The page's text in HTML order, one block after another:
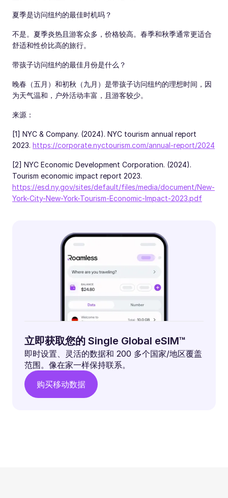
夏季是访问纽约的最佳时机吗？
不是。夏季炎热且游客众多，价格较高。春季和秋季通常更适合
舒适和性价比高的旅行。
带孩子访问纽约的最佳月份是什么？
晚春（五月）和初秋（九月）是带孩子访问纽约的理想时间，因
为天气温和，户外活动丰富，且游客较少。
来源：
[1] NYC & Company. (2024). NYC tourism annual report
2023. https://corporate.nyctourism.com/annual-report/2024
[2] NYC Economic Development Corporation. (2024).
Tourism economic impact report 2023.
https://esd.ny.gov/sites/default/files/media/document/New-
York-City-New-York-Tourism-Economic-Impact-2023.pdf
立即获取您的 Single Global eSIM™
即时设置、灵活的数据和 200 多个国家/地区覆盖
范围。像在家一样保持联系。
购买移动数据